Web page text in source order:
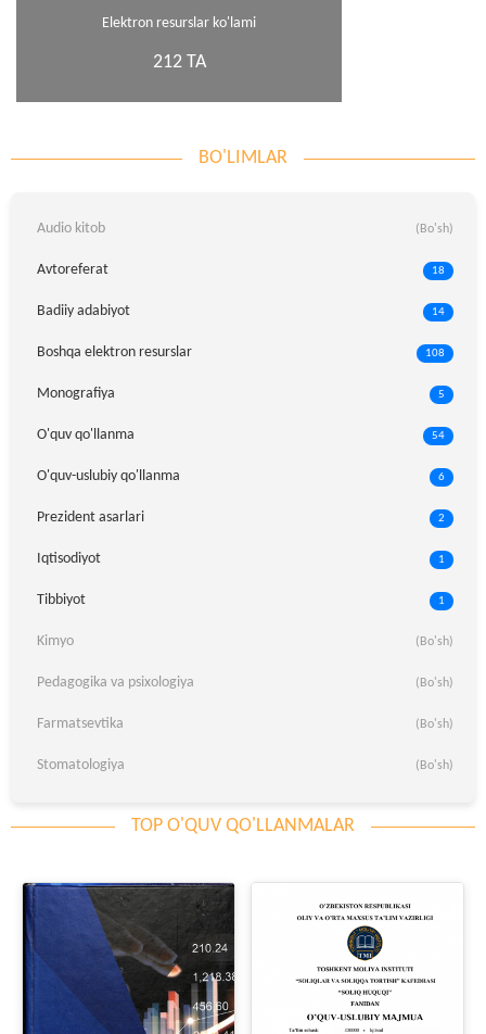
Elektron resurslar ko'lami
212 TA
BO'LIMLAR
Audio kitob (Bo'sh)
Avtoreferat 18
Badiiy adabiyot 14
Boshqa elektron resurslar 108
Monografiya 5
O'quv qo'llanma 54
O'quv-uslubiy qo'llanma 6
Prezident asarlari 2
Iqtisodiyot 1
Tibbiyot 1
Kimyo (Bo'sh)
Pedagogika va psixologiya (Bo'sh)
Farmatsevtika (Bo'sh)
Stomatologiya (Bo'sh)
TOP O'QUV QO'LLANMALAR